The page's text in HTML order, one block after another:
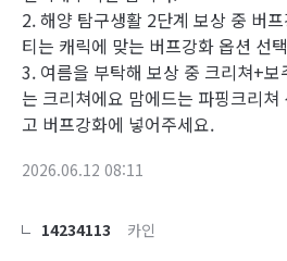
2. 해양 탐구생활 2단계 보상 중 버
티는 캐릭에 맞는 버프강화 옵션 선
3. 여름을 부탁해 보상 중 크리쳐+
는 크리쳐에요 맘에드는 파핑크리쳐
고 버프강화에 넣어주세요.
2026.06.12 08:11
14234113 카인